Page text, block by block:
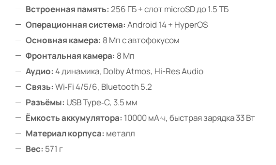
Встроенная память: 256 ГБ + слот microSD до 1.5 ТБ
Операционная система: Android 14 + HyperOS
Основная камера: 8 Мп с автофокусом
Фронтальная камера: 8 Мп
Аудио: 4 динамика, Dolby Atmos, Hi-Res Audio
Связь: Wi‑Fi 4/5/6, Bluetooth 5.2
Разъёмы: USB Type‑C, 3.5 мм
Ёмкость аккумулятора: 10000 мА·ч, быстрая зарядка 33 Вт
Материал корпуса: металл
Вес: 571 г